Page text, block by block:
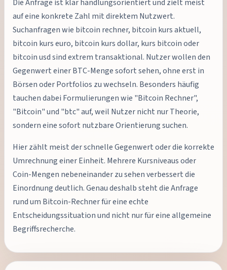
Die Anfrage ist klar handlungsorientiert und zielt meist
auf eine konkrete Zahl mit direktem Nutzwert.
Suchanfragen wie bitcoin rechner, bitcoin kurs aktuell,
bitcoin kurs euro, bitcoin kurs dollar, kurs bitcoin oder
bitcoin usd sind extrem transaktional. Nutzer wollen den
Gegenwert einer BTC-Menge sofort sehen, ohne erst in
Börsen oder Portfolios zu wechseln. Besonders häufig
tauchen dabei Formulierungen wie "Bitcoin Rechner",
"Bitcoin" und "btc" auf, weil Nutzer nicht nur Theorie,
sondern eine sofort nutzbare Orientierung suchen.
Hier zählt meist der schnelle Gegenwert oder die korrekte
Umrechnung einer Einheit. Mehrere Kursniveaus oder
Coin-Mengen nebeneinander zu sehen verbessert die
Einordnung deutlich. Genau deshalb steht die Anfrage
rund um Bitcoin-Rechner für eine echte
Entscheidungssituation und nicht nur für eine allgemeine
Begriffsrecherche.